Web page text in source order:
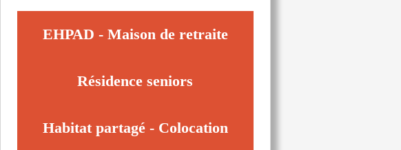
EHPAD - Maison de retraite
Résidence seniors
Habitat partagé - Colocation